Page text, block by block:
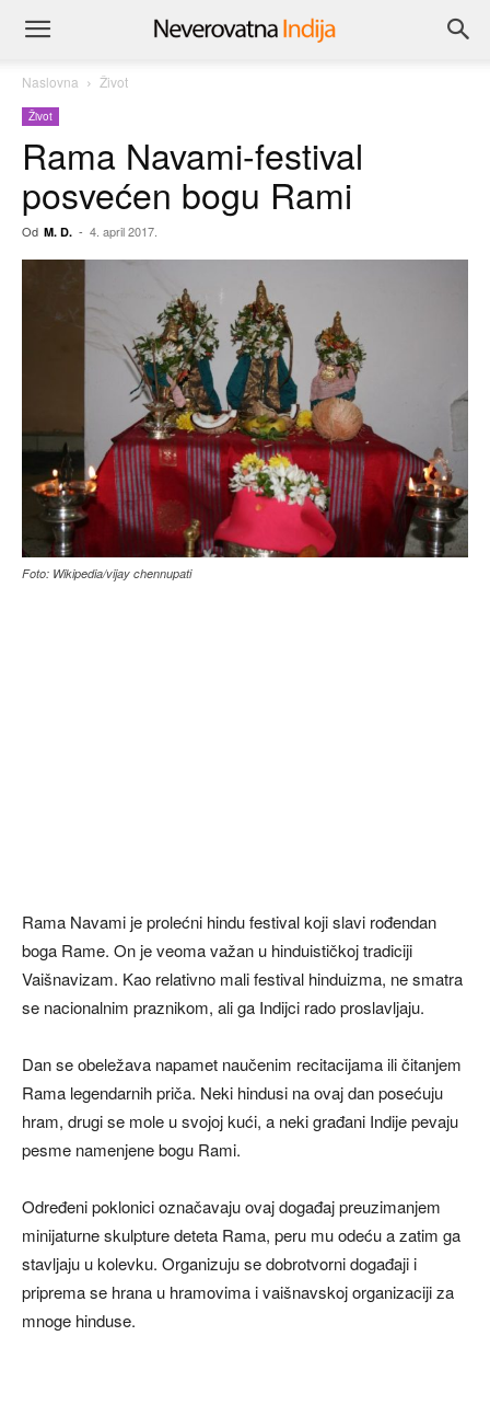
Naslovna Život
Život
Rama Navami-festival
posvećen bogu Rami
Od M. D. - 4. april 2017.
Foto: Wikipedia/vijay chennupati
Rama Navami je prolećni hindu festival koji slavi rođendan
boga Rame. On je veoma važan u hinduističkoj tradiciji
Vaišnavizam. Kao relativno mali festival hinduizma, ne smatra
se nacionalnim praznikom, ali ga Indijci rado proslavljaju.
Dan se obeležava napamet naučenim recitacijama ili čitanjem
Rama legendarnih priča. Neki hindusi na ovaj dan posećuju
hram, drugi se mole u svojoj kući, a neki građani Indije pevaju
pesme namenjene bogu Rami.
Određeni poklonici označavaju ovaj događaj preuzimanjem
minijaturne skulpture deteta Rama, peru mu odeću a zatim ga
stavljaju u kolevku. Organizuju se dobrotvorni događaji i
priprema se hrana u hramovima i vaišnavskoj organizaciji za
mnoge hinduse.